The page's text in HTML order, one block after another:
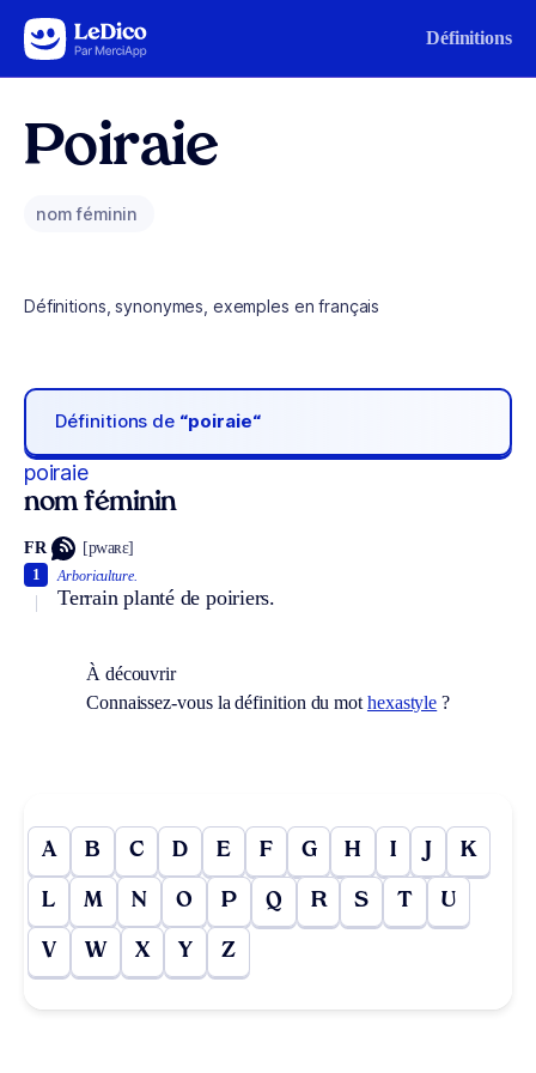
Aller au contenu Définitions
Poiraie
nom féminin
Définitions, synonymes, exemples en français
Définitions de “poiraie“
poiraie
nom féminin
FR [pwaʀɛ]
Arboriculture.
Terrain planté de poiriers.
1
À découvrir
Connaissez-vous la définition du mot hexastyle ?
A B C D E F G H I J K
L M N O P Q R S T U
V W X Y Z